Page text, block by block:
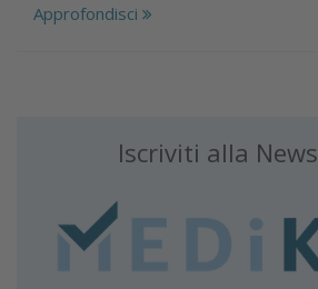
Approfondisci
Iscriviti alla